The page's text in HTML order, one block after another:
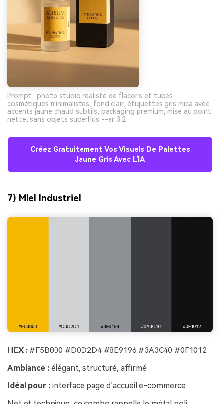
Prompt : photo studio réaliste de flacons et tubes
cosmétiques minimalistes, fond clair, étiquettes gris mica avec
accents jaune chaud subtils, packaging premium, mise au point
nette, sans objets superflus --ar 3:2
Créez Gratuitement Vos Visuels De Palettes
Jaune Gris Avec L’IA
7) Miel Industriel
HEX : #F5B800 #D0D2D4 #8E9196 #3A3C40 #0F1012
Ambiance : élégant, structuré, affirmé
Idéal pour : interface page d’accueil e-commerce